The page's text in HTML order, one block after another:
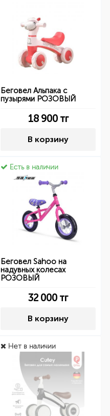
Беговел Альпака с
пузырями РОЗОВЫЙ
18 900тг
В корзину
Есть в наличии
Беговел Sahoo на
надувных колесах
РОЗОВЫЙ
32 000 тг
В корзину
Нет в наличии